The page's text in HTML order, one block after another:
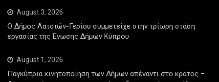
August 3, 2026
Ο Δήμος Λατσιών-Γερίου συμμετείχε στην τρίωρη στάση
εργασίας της Ένωσης Δήμων Κύπρου
August 1, 2026
Παγκύπρια κινητοποίηση των Δήμων απέναντι στο κράτος –